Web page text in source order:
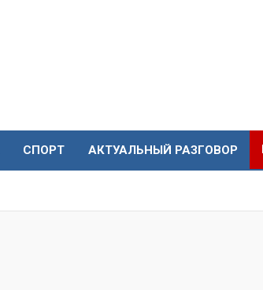
СПОРТ АКТУАЛЬНЫЙ РАЗГОВОР